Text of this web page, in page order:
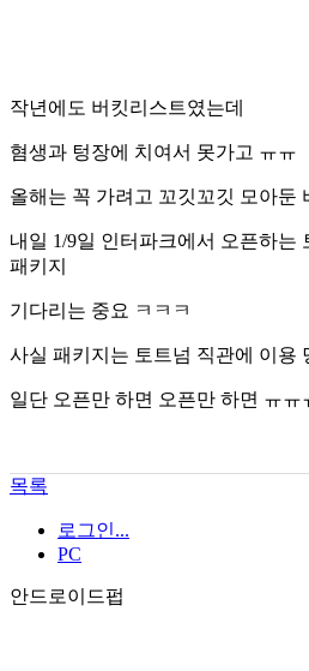
작년에도 버킷리스트였는데
혐생과 텅장에 치여서 못가고 ㅠㅠ
올해는 꼭 가려고 꼬깃꼬깃 모아둔
내일 1/9일 인터파크에서 오픈하는
패키지
기다리는 중요 ㅋㅋㅋ
사실 패키지는 토트넘 직관에 이용
일단 오픈만 하면 오픈만 하면 ㅠ
목록
로그인...
PC
안드로이드펍